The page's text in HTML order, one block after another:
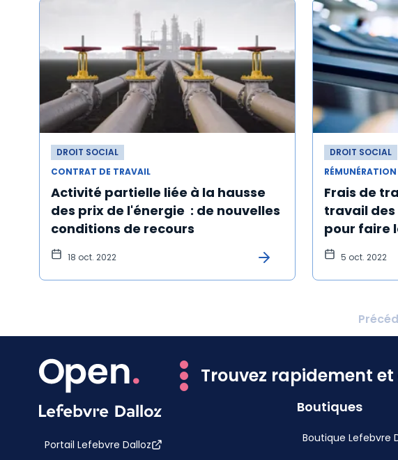
DROIT SOCIAL
CONTRAT DE TRAVAIL
Activité partielle liée à la hausse
des prix de l'énergie : de nouvelles
conditions de recours
18 oct. 2022
DROIT SOCIAL
Frais de
travail
pour faire
5 oct. 2022
Trouvez rapidement
Portail Lefebvre Dalloz
Boutiques
Boutique Lefebvre